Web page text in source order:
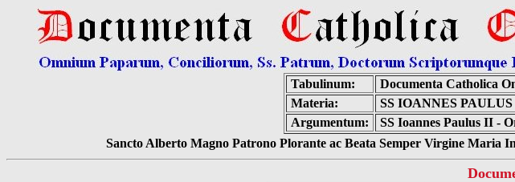
Tabulinum:
Documenta Catholica
Materia:
SS IOANNES
Argumentum:
SS Ioannes Paulus II -
Sancto Alberto Magno Patrono Plorante ac Beata Semper Virgine Maria